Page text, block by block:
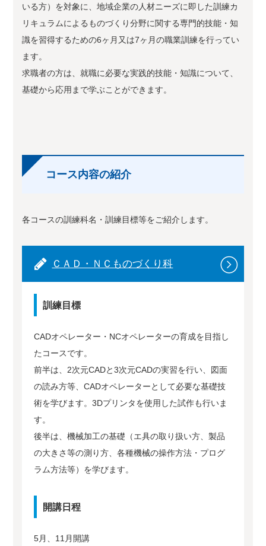
いる方）を対象に、地域企業の人材ニーズに即した訓練カ
リキュラムによるものづくり分野に関する専門的技能・知
識を習得するための6ヶ月又は7ヶ月の職業訓練を行ってい
ます。
求職者の方は、就職に必要な実践的技能・知識について、
基礎から応用まで学ぶことができます。
コース内容の紹介
各コースの訓練科名・訓練目標等をご紹介します。
ＣＡＤ・ＮＣものづくり科
訓練目標
CADオペレーター・NCオペレーターの育成を目指し
たコースです。
前半は、2次元CADと3次元CADの実習を行い、図面
の読み方等、CADオペレーターとして必要な基礎技
術を学びます。3Dプリンタを使用した試作も行いま
す。
後半は、機械加工の基礎（エ具の取り扱い方、製品
の大きさ等の測り方、各種機械の操作方法・プログ
ラム方法等）を学びます。
開講日程
5月、11月開講